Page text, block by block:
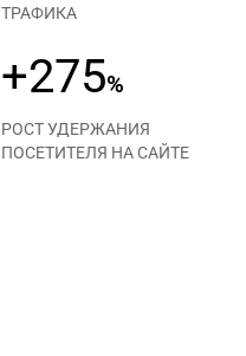
ТРАФИКА
+275%
РОСТ УДЕРЖАНИЯ
ПОСЕТИТЕЛЯ НА САЙТЕ